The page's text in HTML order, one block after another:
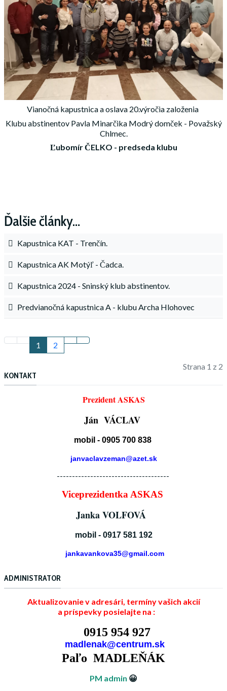
Vianočná kapustnica a oslava 20.výročia založenia
Klubu abstinentov Pavla Minarčika Modrý domček - Považský
Chlmec.
Ľubomír ČELKO - predseda klubu
Ďalšie články…
Kapustnica KAT - Trenčín.
Kapustnica AK Motýľ - Čadca.
Kapustnica 2024 - Sninský klub abstinentov.
Predvianočná kapustnica A - klubu Archa Hlohovec
1 2
Strana 1 z 2
KONTAKT
Prezident ASKAS
Ján VÁCLAV
mobil - 0905 700 838
janvaclavzeman@azet.sk
-------------------------------------
Viceprezidentka ASKAS
Janka VOLFOVÁ
mobil - 0917 581 192
jankavankova35@gmail.com
ADMINISTRATOR
Aktualizovanie v adresári, termíny vašich akcií
a príspevky posielajte na :
0915 954 927
madlenak@centrum.sk
Paľo MADLEŇÁK
PM admin 😀